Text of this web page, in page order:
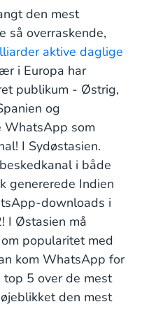
den mest
så overraskende,
aktive daglige
i Europa har
publikum - Østrig,
og
WhatsApp som
I Sydøstasien.
i både
genererede Indien
downloads i
I Østasien må
popularitet med
kom WhatsApp for
5 over de mest
den mest